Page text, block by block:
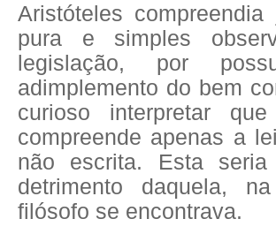
Aristóteles
pura e simples
legislação, por
adimplemento do bem
curioso interpretar
compreende apenas a
não escrita. Esta seria
detrimento daquela,
filósofo se encontrava.